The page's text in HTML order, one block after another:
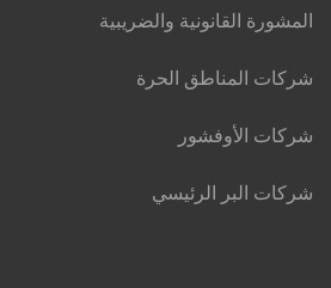
المشورة القانونية والضريبية
شركات المناطق الحرة
شركات الأوفشور
شركات البر الرئيسي